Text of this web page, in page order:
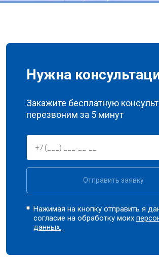
Нужна
Закажите бесплатную
перезвоним за 5 минут
Отправить заявку
Нажимая на кнопку отправить я
согласие на обработку моих
данных.